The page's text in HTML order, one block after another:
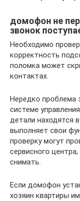
домофон не
звонок
Необходимо
корректность
поломка может
контактах.
Нередко проблема
системе
детали находятся
выполняет свои
проверку могут
сервисного
снимать.
Если домофон
хозяин квартиры